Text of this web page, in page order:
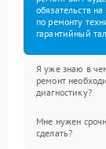
обязательств
по ремонту
гарантийный
Я уже знаю в
ремонт
диагностику?
Мне нужен
сделать?